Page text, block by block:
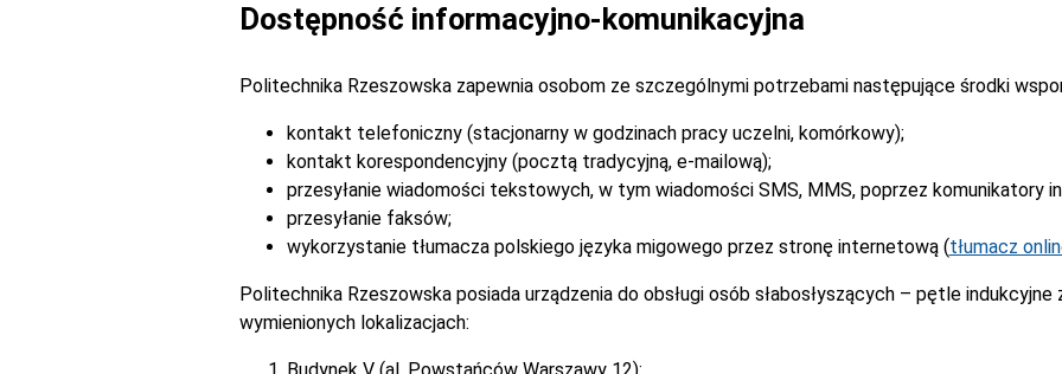
Dostępność informacyjno-komunikacyjna
Politechnika Rzeszowska zapewnia osobom ze szczególnymi potrzebami następujące środki
kontakt telefoniczny (stacjonarny w godzinach pracy uczelni, komórkowy);
kontakt korespondencyjny (pocztą tradycyjną, e-mailową);
przesyłanie wiadomości tekstowych, w tym wiadomości SMS, MMS, poprzez komunikatory
przesyłanie faksów;
wykorzystanie tłumacza polskiego języka migowego przez stronę internetową (tłumacz
Politechnika Rzeszowska posiada urządzenia do obsługi osób słabosłyszących – pętle indukcyjne
wymienionych lokalizacjach: